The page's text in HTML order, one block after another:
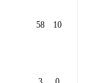
58 10